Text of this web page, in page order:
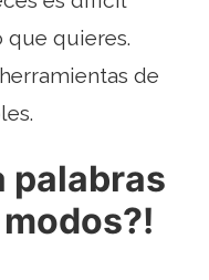
quieres.
de
palabras